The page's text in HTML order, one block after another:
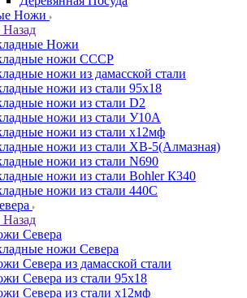
Ножи
Назад
Ножи
ножи СССР
ножи из дамасской стали
ножи из стали 95х18
ножи из стали D2
ножи из стали У10А
ножи из стали х12мф
ножи из стали ХВ-5(Алмазная)
ножи из стали N690
ножи из стали Bohler К340
ножи из стали 440С
Назад
Севера
ножи Севера
Севера из дамасской стали
Севера из стали 95х18
Севера из стали х12мф